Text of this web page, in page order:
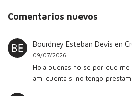
Comentarios nuevos
Bourdney Esteban Devis en
09/07/2026
Hola buenas no se por que
ami cuenta si no tengo